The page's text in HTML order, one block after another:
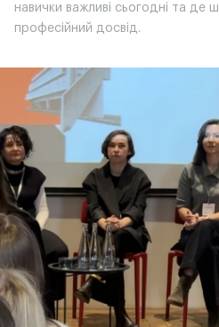
навички важливі сьогодні та де
професійний досвід.